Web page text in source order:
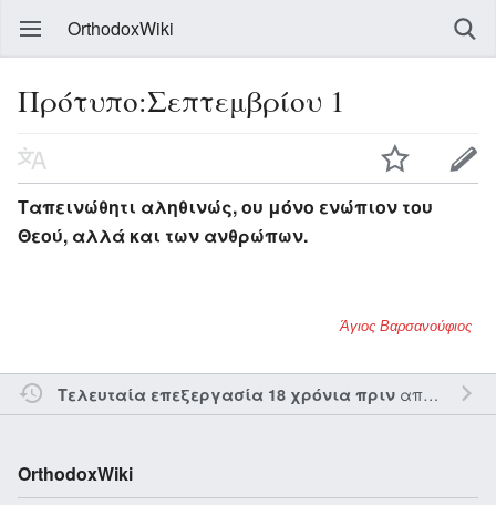
OrthodoxWiki
Πρότυπο:Σεπτεμβρίου 1
Ταπεινώθητι αληθινώς, ου μόνο ενώπιον του
Θεού, αλλά και των ανθρώπων.
Άγιος Βαρσανούφιος
Τελευταία επεξεργασία 18 χρόνια πριναπό τον την
OrthodoxWiki